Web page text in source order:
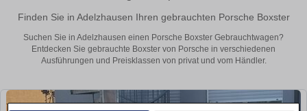
Finden Sie in Adelzhausen Ihren gebrauchten Porsche Boxster
Suchen Sie in Adelzhausen einen Porsche Boxster Gebrauchtwagen?
Entdecken Sie gebrauchte Boxster von Porsche in verschiedenen
Ausführungen und Preisklassen von privat und vom Händler.